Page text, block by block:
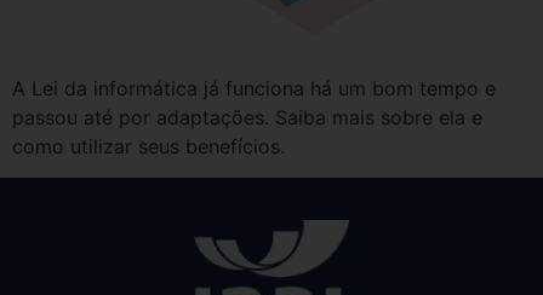
A Lei da informática já funciona há um bom tempo e
passou até por adaptações. Saiba mais sobre ela e
como utilizar seus benefícios.